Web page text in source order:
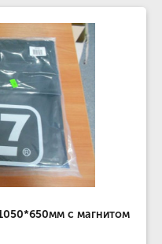
с магнитом